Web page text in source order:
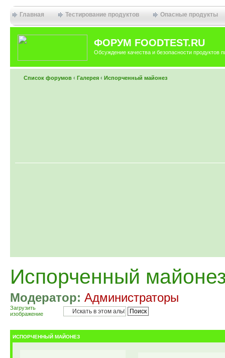
Главная Тестирование продуктов Опасные продукты
ФОРУМ FOODTEST.RU
Обсуждение качества и безопасности продуктов
Список форумов ‹ Галерея ‹ Испорченный майонез
Испорченный
Модератор: Администраторы
Загрузить
изображение
ИСПОРЧЕННЫЙ МАЙОНЕЗ